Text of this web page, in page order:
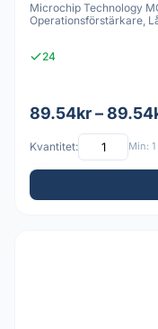
Microchip Technology
Operationsförstärkare,
24
89.54kr –
Kvantitet: Min: 1